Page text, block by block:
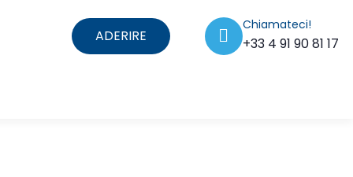
ADERIRE
Chiamateci!
+33 4 91 90 81 17